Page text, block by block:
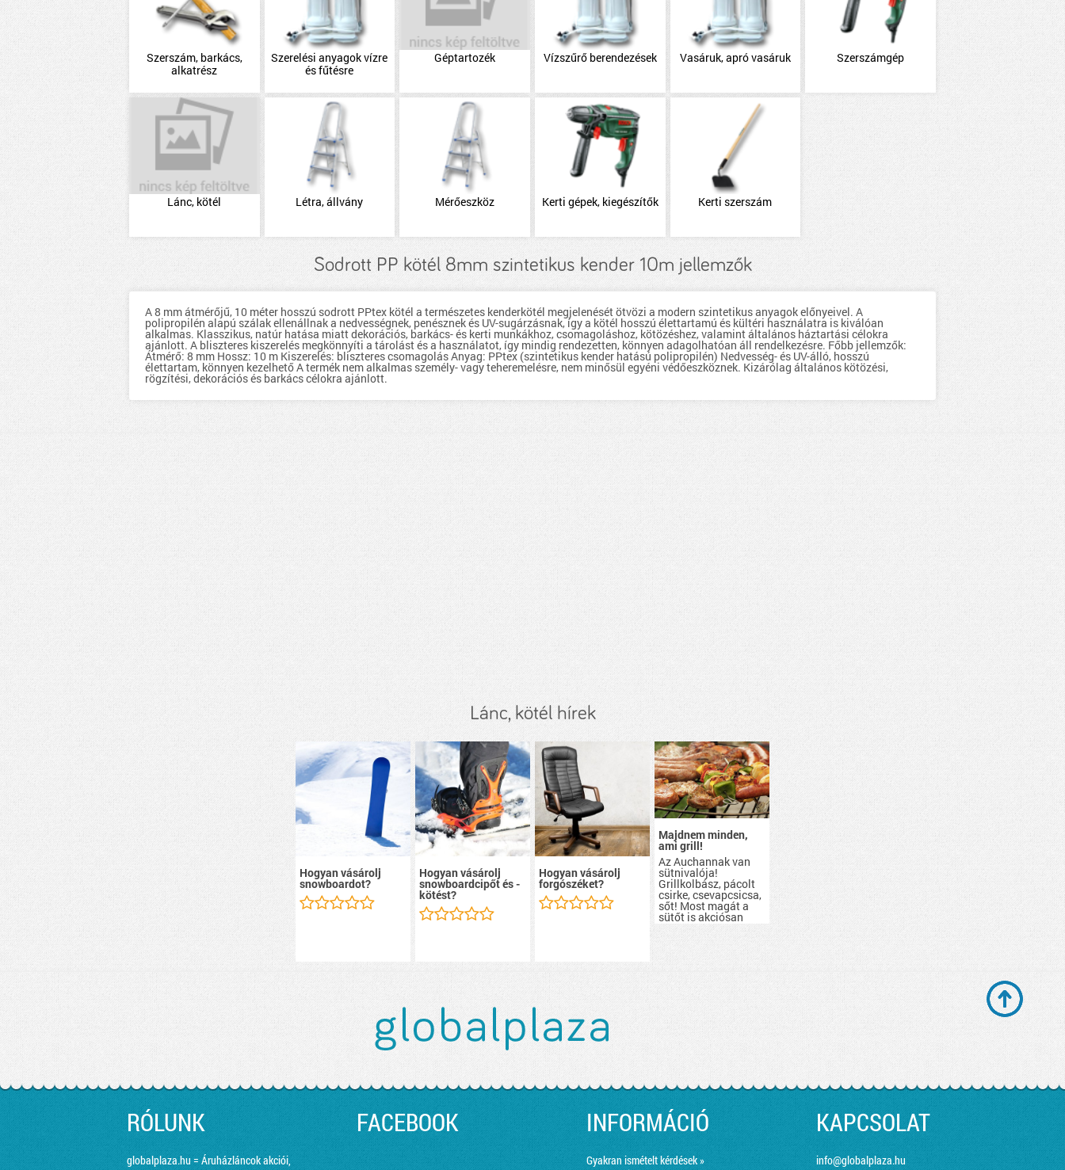
Szerszám, barkács,
alkatrész
Szerelési anyagok vízre
és fűtésre
Géptartozék Vízszűrő berendezések Vasáruk, apró vasáruk Szerszámgép
Lánc, kötél Létra, állvány Mérőeszköz Kerti gépek, kiegészítők Kerti szerszám
Sodrott PP kötél 8mm szintetikus kender 10m jellemzők
A 8 mm átmérőjű, 10 méter hosszú sodrott PPtex kötél a természetes kenderkötél megjelenését ötvözi a modern szintetikus anyagok előnyeivel. A
polipropilén alapú szálak ellenállnak a nedvességnek, penésznek és UV-sugárzásnak, így a kötél hosszú élettartamú és kültéri használatra is kiválóan
alkalmas. Klasszikus, natúr hatása miatt dekorációs, barkács- és kerti munkákhoz, csomagoláshoz, kötözéshez, valamint általános háztartási célokra
ajánlott. A bliszteres kiszerelés megkönnyíti a tárolást és a használatot, így mindig rendezetten, könnyen adagolhatóan áll rendelkezésre. Főbb jellemzők:
Átmérő: 8 mm Hossz: 10 m Kiszerelés: bliszteres csomagolás Anyag: PPtex (szintetikus kender hatású polipropilén) Nedvesség- és UV-álló, hosszú
élettartam, könnyen kezelhető A termék nem alkalmas személy- vagy teheremelésre, nem minősül egyéni védőeszköznek. Kizárólag általános kötözési,
rögzítési, dekorációs és barkács célokra ajánlott.
Lánc, kötél hírek
Hogyan vásárolj
snowboardot?
Hogyan vásárolj
snowboardcipőt és -
kötést?
Hogyan vásárolj
forgószéket?
Majdnem minden,
ami grill!
Az Auchannak van
sütnivalója!
Grillkolbász, pácolt
csirke, csevapcsicsa,
sőt! Most magát a
sütőt is akciósan
szerezheted be.
RÓLUNK
globalplaza.hu = Áruházláncok akciói,
FACEBOOK INFORMÁCIÓ
Gyakran ismételt kérdések »
KAPCSOLAT
info@globalplaza.hu